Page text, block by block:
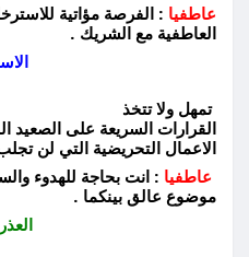
عاطفيا : الفرصة مؤاتية
العاطفية مع الشريك .
تمهل ولا تتخذ
القرارات السريعة على الصعيد
الاعمال التحريضية التي لن
عاطفيا : انت بحاجة للهدوء
موضوع عالق بينكما .